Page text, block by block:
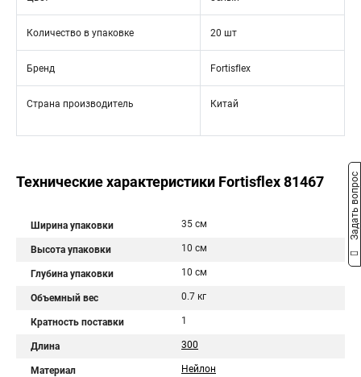
Количество в упаковке 20 шт
Бренд Fortisflex
Страна производитель Китай
Технические характеристики Fortisflex 81467
Ширина упаковки 35 см
Высота упаковки 10 см
Глубина упаковки 10 см
Объемный вес 0.7 кг
Кратность поставки 1
Длина 300
Материал Нейлон
Задать вопрос